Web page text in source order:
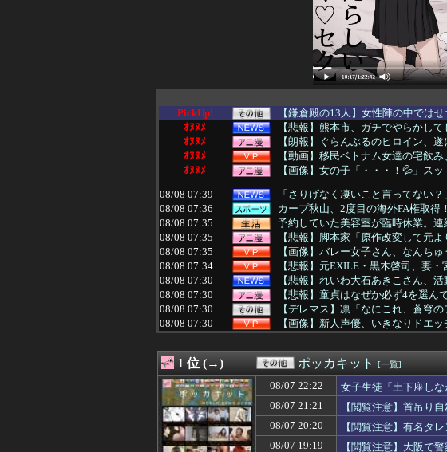
PickUp!
【鎌倉殿の13人】女性陣の中では
ｵﾇﾇﾒ
【悲報】熊本市、ガチでやらかして
ｵﾇﾇﾒ
【朗報】ぐらんぶるのヒロイン、
ｵﾇﾇﾒ
【動画】移民ベトナム女達の宅飲
ｵﾇﾇﾒ
【画像】女の子「・・・！💦」スッ
08/08 07:39
「さりげなく凄いこと言ってない
08/08 07:36
カープ秋山、2度目の海外FA権取得
08/08 07:35
予約していた美容室が臨時休業。
08/08 07:35
【悲報】脚本家「原作改変して元
08/08 07:35
【画像】バレー女子さん、なんち
08/08 07:34
【悲報】元EXILE・黒木啓司、妻
08/08 07:30
【悲報】れいわ大石あきこさん、活
08/08 07:30
【悲報】童貞はなぜか必ず4を選ん
08/08 07:30
【デレマス】凛「なにこれ、蒼穹
08/08 07:30
【画像】新人声優、いきなりドエ
08/08 07:29
【雑談】愛媛県民で語りたい【情報
08/08 07:29
埼玉県戸田市議の河合ゆうすけ氏、
08/08 07:26
配達員だが、日本人って意外なほど
08/08 07:25
イタリア史上最高のバスケットボー
08/08 07:25
混浴温泉行ったら、後から入って
08/08 07:25
韓国人「日本メディアが2002年ワ
08/08 07:21
【日本横断】大型の台風15号(チャ
1 位 (→) ポッカキット [一覧]
08/07 22:22
女子生徒「土下座し
08/07 21:21
【閲覧注意】首吊り
08/07 20:20
【閲覧注意】有名タ
08/07 19:19
【閲覧注意】大阪で